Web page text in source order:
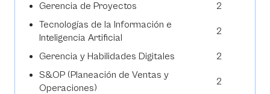
Gerencia de Proyectos
2
Tecnologías de la Información e
Inteligencia Artificial
2
Gerencia y Habilidades Digitales
2
S&OP (Planeación de Ventas y
Operaciones)
2